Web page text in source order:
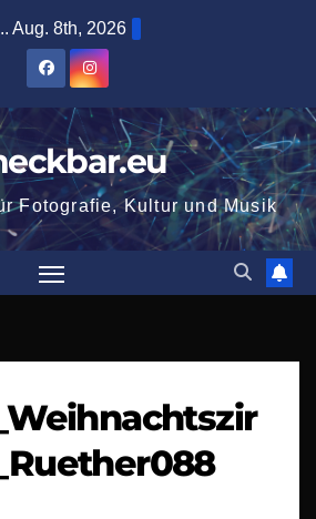
Aug. 8th, 2026
Fotografie, Kultur und Musik